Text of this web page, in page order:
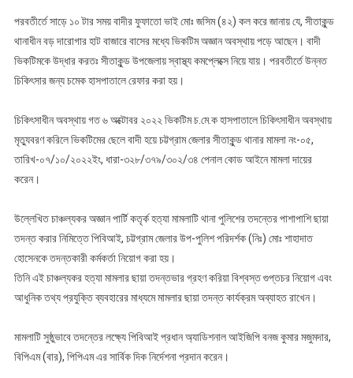
পরবতীর্তে সাড়ে ১০ টার সময় বাদীর ফুফাতো ভাই মোঃ জসিম (৪২) কল করে জানায় যে, সীতাকুন্ড
থানাধীন বড় দারোগার হাট বাজারে বাসের মধ্যে ভিকটিম অজ্ঞান অবস্থায় পড়ে আছেন। বাদী
ভিকটিমকে উদ্ধার করতঃ সীতাকুন্ড উপজেলায় স্বাস্থ্য কমপ্লেক্সে নিয়ে যায়। পরবতীর্তে উন্নত
চিকিৎসার জন্য চমেক হাসপাতালে রেফার করা হয়।
চিকিৎসাধীন অবস্থায় গত ৬ অক্টোবর ২০২২ ভিকটিম চ.মে.ক হাসপাতালে চিকিৎসাধীন অবস্থায়
মৃত্যুবরণ করিলে ভিকটিমের ছেলে বাদী হয়ে চট্টগ্রাম জেলার সীতাকুন্ড থানার মামলা নং-০৫,
তারিখ-০৭/১০/২০২২ইং, ধারা-৩২৮/৩৭৯/৩০২/৩৪ পেনাল কোড আইনে মামলা দায়ের
করেন।
উল্লেখিত চাঞ্চল্যকর অজ্ঞান পার্টি কতৃর্ক হত্যা মামলাটি থানা পুলিশের তদন্তের পাশাপাশি ছায়া
তদন্ত করার নিমিত্তে পিবিআই, চট্টগ্রাম জেলার উপ-পুলিশ পরিদর্শক (নিঃ) মোঃ শাহাদাত
হোসেনকে তদন্তকারী কর্মকর্তা নিয়োগ করা হয়।
তিনি এই চাঞ্চল্যকর হত্যা মামলার ছায়া তদন্তভার গ্রহণ করিয়া বিশ্বস্ত গুপ্তচর নিয়োগ এবং
আধুনিক তথ্য প্রযুক্তি ব্যবহারের মাধ্যমে মামলার ছায়া তদন্ত কার্যক্রম অব্যাহত রাখেন।
মামলাটি সুষ্ঠুভাবে তদন্তের লক্ষ্যে পিবিআই প্রধান অ্যাডিশনাল আইজিপি বনজ কুমার মজুমদার,
বিপিএম (বার), পিপিএম এর সার্বিক দিক নির্দেশনা প্রদান করেন।